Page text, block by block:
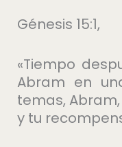
Génesis 15:1,
«Tiempo
Abram en
temas,
y tu